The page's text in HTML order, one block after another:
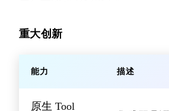
重大创新
能力 描述
原生 Tool